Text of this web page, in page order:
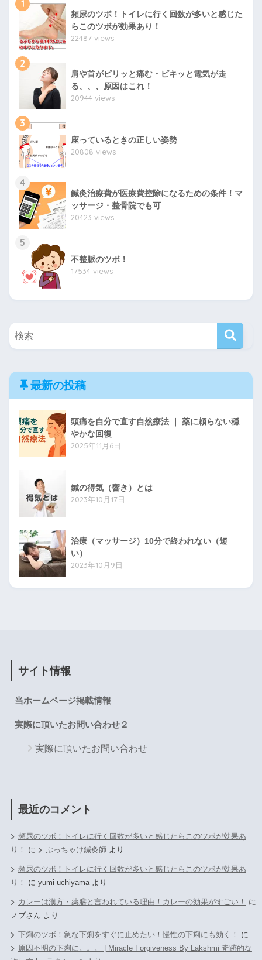
1
頻尿のツボ！トイレに行く回数が多いと感じた
らこのツボが効果あり！
22487 views
2
肩や首がピリッと痛む・ピキッと電気が走
る、、、原因はこれ！
20944 views
3
座っているときの正しい姿勢
20808 views
4
鍼灸治療費が医療費控除になるための条件！マ
ッサージ・整骨院でも可
20423 views
5
不整脈のツボ！
17534 views
最新の投稿
頭痛を自分で直す自然療法 ｜ 薬に頼らない穏
やかな回復
2025年11月6日
鍼の得気（響き）とは
2023年10月17日
治療（マッサージ）10分で終われない（短
い）
2023年10月9日
サイト情報
当ホームページ掲載情報
実際に頂いたお問い合わせ２
実際に頂いたお問い合わせ
最近のコメント
頻尿のツボ！トイレに行く回数が多いと感じたらこのツボが効果あ
り！
に ぶっちゃけ鍼灸師 より
頻尿のツボ！トイレに行く回数が多いと感じたらこのツボが効果あ
り！
に yumi uchiyamaより
カレーは漢方・薬膳と言われている理由！カレーの効果がすごい！
に
ノブさん より
下痢のツボ！急な下痢をすぐに止めたい！慢性の下痢にも効く！
に
原因不明の下痢に。。。 | Miracle Forgiveness By Lakshmi 奇跡的な